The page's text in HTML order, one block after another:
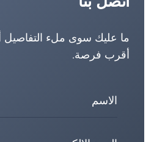
ما عليك سوى ملء
أقرب فرصة.